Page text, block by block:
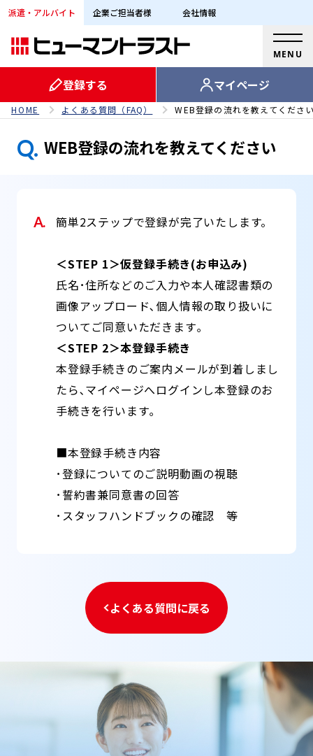
派遣・アルバイト 企業ご担当者様 会社情報
MENU
登録する マイページ
HOME よくある質問（FAQ） WEB登録の流れを教えてくださ
Q. WEB登録の流れを教えてください
A. 簡単2ステップで登録が完了いたします。
＜STEP 1＞仮登録手続き(お申込み)
氏名･住所などのご入力や本人確認書類の
画像アップロード､個人情報の取り扱いに
ついてご同意いただきます｡
＜STEP 2＞本登録手続き
本登録手続きのご案内メールが到着しまし
たら､マイページへログインし本登録のお
手続きを行います｡
■本登録手続き内容
･登録についてのご説明動画の視聴
･誓約書兼同意書の回答
･スタッフハンドブックの確認 等
よくある質問に戻る